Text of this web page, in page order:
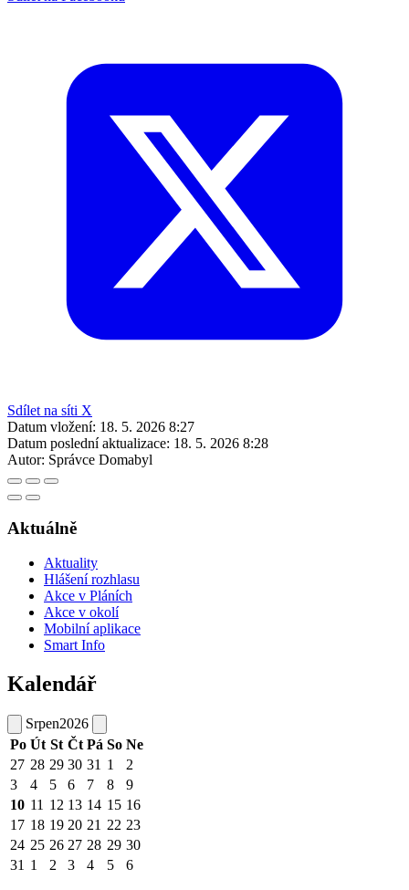
Sdílet na síti X
Datum vložení: 18. 5. 2026 8:27
Datum poslední aktualizace: 18. 5. 2026 8:28
Autor: Správce Domabyl
Aktuálně
Aktuality
Hlášení rozhlasu
Akce v Pláních
Akce v okolí
Mobilní aplikace
Smart Info
Kalendář
Srpen2026
Po Út St Čt Pá So Ne
27 28 29 30 31 1
2
3
4 5 6 7 8
9
10 11 12 13 14 15 16
17 18 19 20 21 22 23
24 25 26 27 28 29 30
31 1 2 3 4 5 6